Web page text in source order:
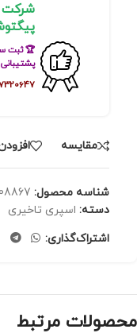
شرکت
🏆 ثبت
مقايسه
شناسه محصول:
دسته: اسپری تاخیری
اشتراک‌گذاری:
محصولات مرتبط